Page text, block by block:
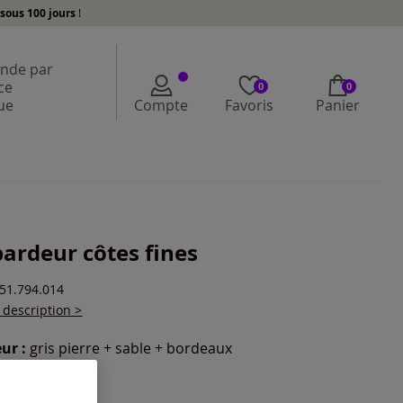
sous 100 jours !
par
Compte
0
Favoris
0
Panier
côtes fines
description >
: gris pierre + sable + bordeaux